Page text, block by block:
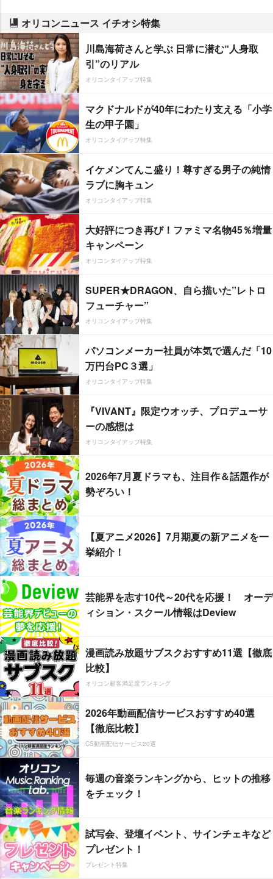
オリコンニュース イチオシ特集
川島海荷さんと学ぶ 日常に潜む“人身取
引”のリアル
オリコンタイアップ特集
マクドナルドが40年にわたり支える「小学
生の甲子園」
オリコンタイアップ特集
イケメンてんこ盛り！尊すぎる男子の純情
ラブに胸キュン
オリコンタイアップ特集
大好評につき再び！ファミマ名物45％増量
キャンペーン
オリコンタイアップ特集
SUPER★DRAGON、自ら描いた”レトロ
フューチャー”
オリコンタイアップ特集
パソコンメーカー社員が本気で選んだ「10
万円台PC３選」
オリコンタイアップ特集
『VIVANT』限定ウオッチ、プロデューサ
ーの感想は
オリコンタイアップ特集
2026年7月夏ドラマも、注目作＆話題作が
勢ぞろい！
【夏アニメ2026】7月期夏の新アニメを一
挙紹介！
芸能界を志す10代～20代を応援！ オーデ
ィション・スクール情報はDeview
漫画読み放題サブスクおすすめ11選【徹底
比較】
オリコン顧客満足度ランキング
2026年動画配信サービスおすすめ40選
【徹底比較】
CS動画配信サービス20選
毎週の音楽ランキングから、ヒットの推移
をチェック！
試写会、登壇イベント、サインチェキなど
プレゼント！
プレゼント特集